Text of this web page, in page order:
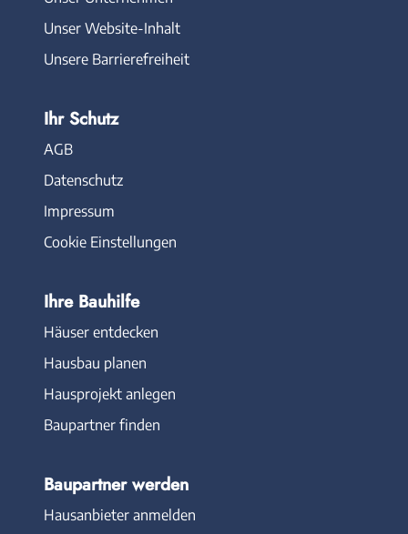
Unser Website-Inhalt
Unsere Barrierefreiheit
Ihr Schutz
AGB
Datenschutz
Impressum
Cookie Einstellungen
Ihre Bauhilfe
Häuser entdecken
Hausbau planen
Hausprojekt anlegen
Baupartner finden
Baupartner werden
Hausanbieter anmelden